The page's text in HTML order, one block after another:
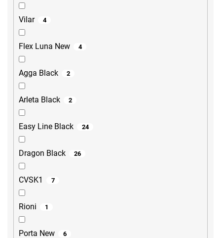
Vilar 4
Flex Luna New 4
Agga Black 2
Arleta Black 2
Easy Line Black 24
Dragon Black 26
CVSK1 7
Rioni 1
Porta New 6